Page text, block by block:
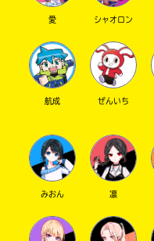
愛 シャオロン
航成 ぜんいち
みおん 凛